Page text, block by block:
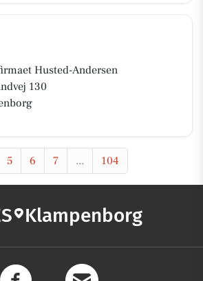
Husted-Andersen
130
5 6 7 ... 104
Klampenborg